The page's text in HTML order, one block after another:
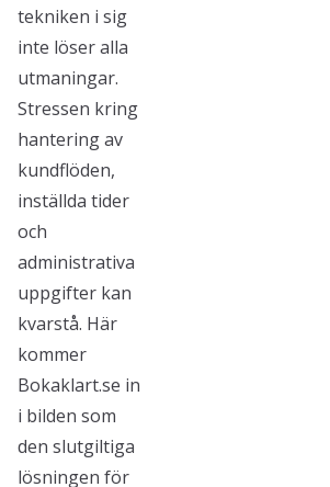
tekniken i sig
inte löser alla
utmaningar.
Stressen kring
hantering av
kundflöden,
inställda tider
och
administrativa
uppgifter kan
kvarstå. Här
kommer
Bokaklart.se in
i bilden som
den slutgiltiga
lösningen för